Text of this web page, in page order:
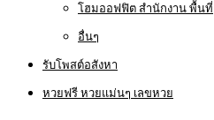
โฮมออฟฟิต สำนักงาน พื้นที่
อื่นๆ
รับโพสต์อสังหา
หวยฟรี หวยแม่นๆ เลขหวย